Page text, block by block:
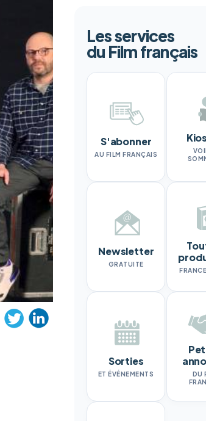
Les services
du Film français
S'abonner
AU FILM FRANÇAIS
Newsletter
GRATUITE
Sorties
ET ÉVÉNEMENTS
DU